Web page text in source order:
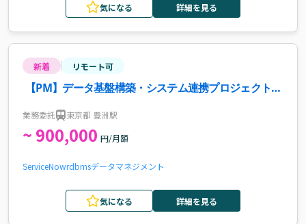
気になる 詳細を見る
新着 リモート可
【PM】データ基盤構築・システム連携プロジェクト案
業務委託 東京都 豊洲駅
~ 900,000 円/月額
ServiceNowrdbmsデータマネジメント
気になる 詳細を見る